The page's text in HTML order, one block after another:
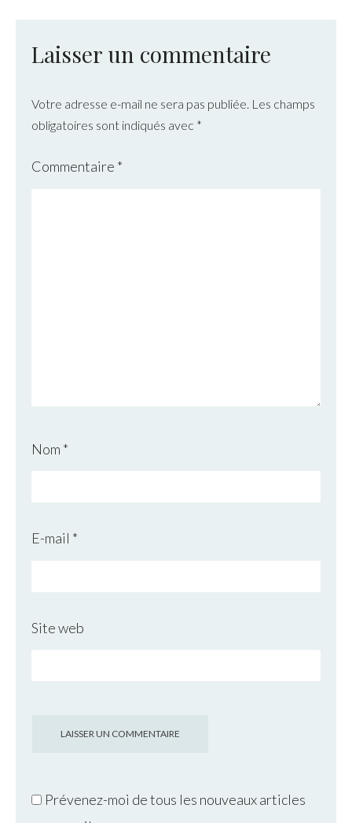
Laisser un commentaire
Votre adresse e-mail ne sera pas publiée. Les champs
obligatoires sont indiqués avec *
Commentaire *
Nom *
E-mail *
Site web
Prévenez-moi de tous les nouveaux articles